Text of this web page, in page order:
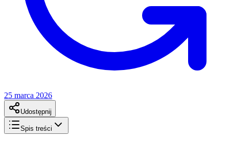
25 marca 2026
Udostępnij
Spis treści